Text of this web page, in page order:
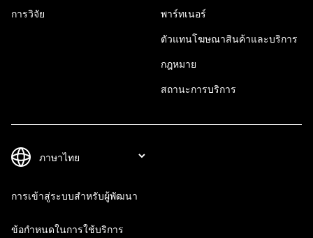
การวิจัย พาร์ทเนอร์
ตัวแทนโฆษณาสินค้าและบริการ
กฎหมาย
สถานะการบริการ
การเข้าสู่ระบบสำหรับผู้พัฒนา
ข้อกำหนดในการใช้บริการ